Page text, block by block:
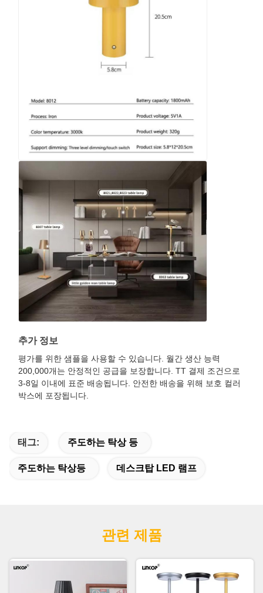
추가 정보
평가를 위한 샘플을 사용할 수 있습니다. 월간 생산 능력
200,000개는 안정적인 공급을 보장합니다. TT 결제 조건으로
3-8일 이내에 표준 배송됩니다. 안전한 배송을 위해 보호 컬러
박스에 포장됩니다.
태그: 주도하는 탁상 등
주도하는 탁상등 데스크탑 LED 램프
관련 제품